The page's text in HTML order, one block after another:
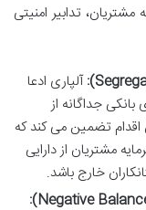
مشتریان، تدابیر امنیتی
آلپاری ادعا
جداگانه از
اقدام تضمین می کند که
مشتریان از دارایی
خارج باشد.